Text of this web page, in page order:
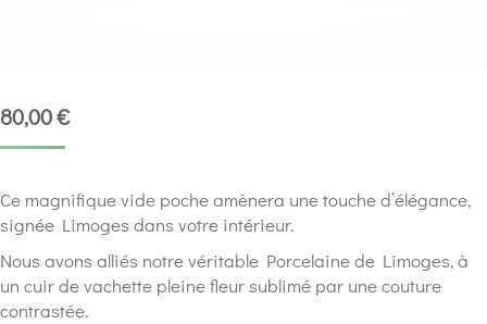
80,00€
Ce magnifique vide poche amènera une touche d’élégance,
signée Limoges dans votre intérieur.
Nous avons alliés notre véritable Porcelaine de Limoges, à
un cuir de vachette pleine fleur sublimé par une couture
contrastée.